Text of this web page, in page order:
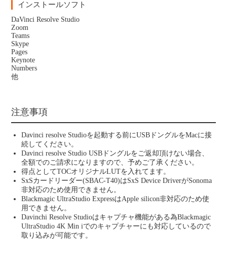
インストールソフト
DaVinci Resolve Studio
Zoom
Teams
Skype
Pages
Keynote
Numbers
他
注意事項
Davinci resolve Studioを起動する前にUSBドングルをMacに接
続してください。
Davinci resolve Studio USBドングルをご返却頂けない場合、
全額でのご請求になりますので、予めご了承ください。
得点としてTOCオリジナルLUTを入れてます。
SxSカードリーダー(SBAC-T40)はSxS Device DriverがSonoma
非対応のため使用できません。
Blackmagic UltraStudio ExpressはApple silicon非対応のため使
用できません。
Davinchi Resolve Studioはキャプチャ機能がある為Blackmagic
UltraStudio 4K Min iでのキャプチャーにも対応しているので
取り込みが可能です。